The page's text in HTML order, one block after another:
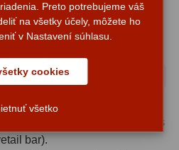
course, water-repellent and
quality telephoto lens or
bag is suitable for:
the optical tube
6SE and the Evolution 6 (offers
bar).
Preto potrebujeme váš
na všetky účely, môžete ho
v Nastavení súhlasu.
cookies
všetko